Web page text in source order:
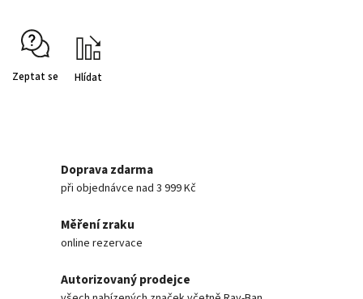
Zeptat se Hlídat
Doprava zdarma
při objednávce nad 3 999 Kč
Měření zraku
online rezervace
Autorizovaný prodejce